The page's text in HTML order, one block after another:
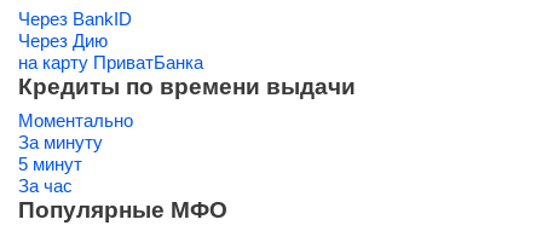
Через BankID
Через Дию
на карту ПриватБанка
Кредиты по времени выдачи
Моментально
За минуту
5 минут
За час
Популярные МФО